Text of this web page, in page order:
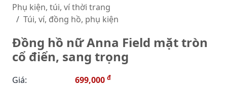
Phụ kiện, túi, ví thời trang
Túi, ví, đồng hồ, phụ kiện
Đồng hồ nữ Anna Field mặt tròn
cổ điển, sang trọng
Giá: 699,000 đ